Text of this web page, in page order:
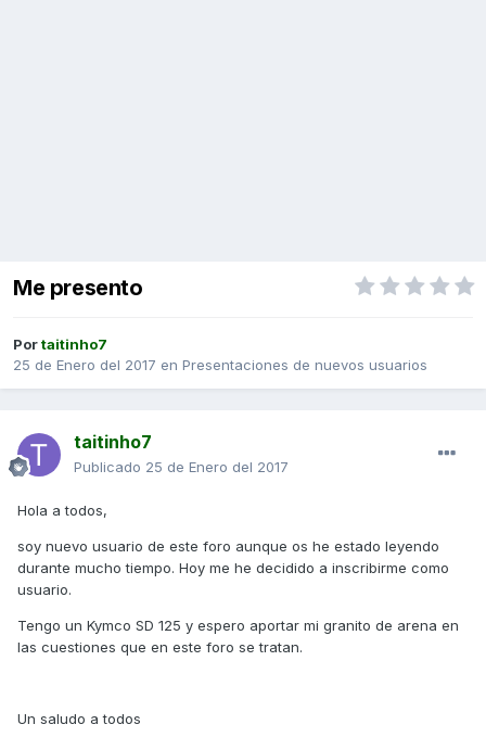
Me presento
Portaitinho7
25 de Enero del 2017 en Presentaciones de nuevos usuarios
taitinho7
Publicado 25 de Enero del 2017
Hola a todos,
soy nuevo usuario de este foro aunque os he estado leyendo
durante mucho tiempo. Hoy me he decidido a inscribirme como
usuario.
Tengo un Kymco SD 125 y espero aportar mi granito de arena en
las cuestiones que en este foro se tratan.
Un saludo a todos